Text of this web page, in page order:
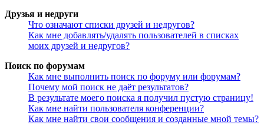
Друзья и недруги
Что означают списки друзей и недругов?
Как мне добавлять/удалять пользователей в списках
моих друзей и недругов?
Поиск по форумам
Как мне выполнить поиск по форуму или форумам?
Почему мой поиск не даёт результатов?
В результате моего поиска я получил пустую страницу!
Как мне найти пользователя конференции?
Как мне найти свои сообщения и созданные мной темы?